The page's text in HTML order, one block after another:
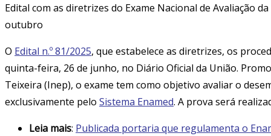
post:
Edital com as diretrizes do Exame Nacional de Avaliação
outubro
O Edital n.º 81/2025, que estabelece as diretrizes, os
quinta-feira, 26 de junho, no Diário Oficial da União.
Teixeira (Inep), o exame tem como objetivo avaliar o
exclusivamente pelo Sistema Enamed. A prova será
Leia mais: Publicada portaria que regulamenta o